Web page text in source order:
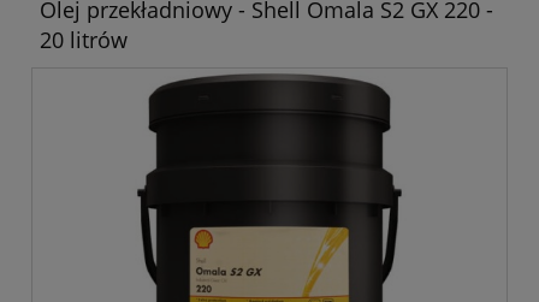
Olej przekładniowy - Shell Omala S2 GX 220 -
20 litrów